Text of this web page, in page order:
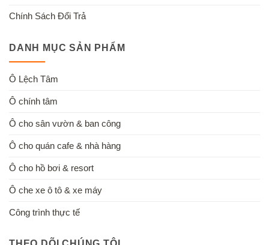
Chính Sách Đổi Trả
DANH MỤC SẢN PHẨM
Ô Lệch Tâm
Ô chính tâm
Ô cho sân vườn & ban công
Ô cho quán cafe & nhà hàng
Ô cho hồ bơi & resort
Ô che xe ô tô & xe máy
Công trình thực tế